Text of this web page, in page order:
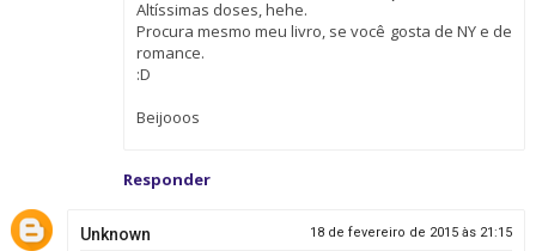
Altíssimas doses, hehe.
Procura mesmo meu livro, se você gosta de NY e de
romance.
:D
Beijooos
Responder
Unknown 18 de fevereiro de 2015 às 21:15